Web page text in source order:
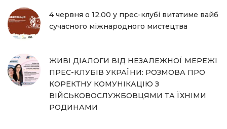
4 червня о 12.00 у прес-клубі витатиме вайб
сучасного міжнародного мистецтва
ЖИВІ ДІАЛОГИ ВІД НЕЗАЛЕЖНОЇ МЕРЕЖІ
ПРЕС-КЛУБІВ УКРАЇНИ: РОЗМОВА ПРО
КОРЕКТНУ КОМУНІКАЦІЮ З
ВІЙСЬКОВОСЛУЖБОВЦЯМИ ТА ЇХНІМИ
РОДИНАМИ